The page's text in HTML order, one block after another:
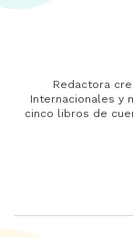
Redactora
Internacionales y
cinco libros de